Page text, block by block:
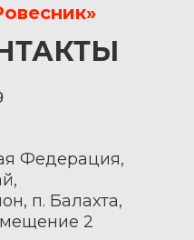
Федерация,
п. Балахта,
2